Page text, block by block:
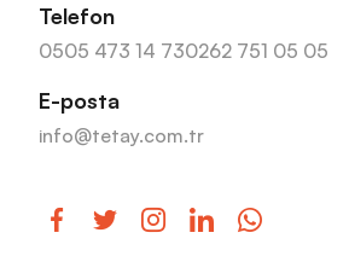
Telefon
0505 473 14 730262 751 05 05
E-posta
info@tetay.com.tr